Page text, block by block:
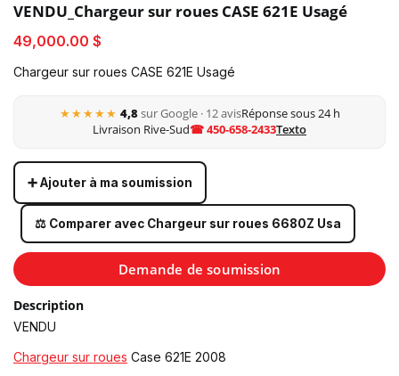
VENDU_Chargeur sur roues CASE 621E Usagé
49,000.00 $
Chargeur sur roues CASE 621E Usagé
★★★★★ 4,8 sur Google · 12 avisRéponse sous 24 h
Livraison Rive-Sud☎ 450-658-2433Texto
➕ Ajouter à ma soumission
⚖️ Comparer avec Chargeur sur roues 6680Z Usa
Demande de soumission
Description
VENDU
Chargeur sur roues Case 621E 2008